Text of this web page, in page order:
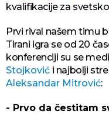
kvalifikacije za
Prvi rival našem timu
Tirani igra se od 20
konferenciji su se
Stojković i najbolji
Aleksandar Mitrović:
- Prvo da čestitam